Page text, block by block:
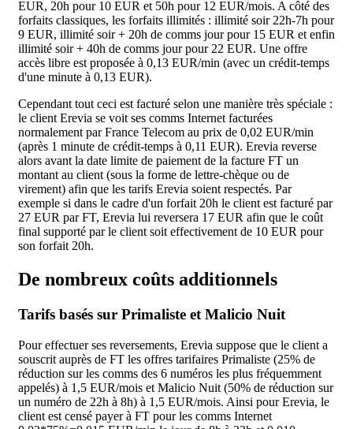
EUR, 20h pour 10 EUR et 50h pour 12 EUR/mois. A côté des
forfaits classiques, les forfaits illimités : illimité soir 22h-7h pour
9 EUR, illimité soir + 20h de comms jour pour 15 EUR et enfin
illimité soir + 40h de comms jour pour 22 EUR. Une offre
accès libre est proposée à 0,13 EUR/min (avec un crédit-temps
d'une minute à 0,13 EUR).
Cependant tout ceci est facturé selon une manière très spéciale :
le client Erevia se voit ses comms Internet facturées
normalement par France Telecom au prix de 0,02 EUR/min
(après 1 minute de crédit-temps à 0,11 EUR). Erevia reverse
alors avant la date limite de paiement de la facture FT un
montant au client (sous la forme de lettre-chèque ou de
virement) afin que les tarifs Erevia soient respectés. Par
exemple si dans le cadre d'un forfait 20h le client est facturé par
27 EUR par FT, Erevia lui reversera 17 EUR afin que le coût
final supporté par le client soit effectivement de 10 EUR pour
son forfait 20h.
De nombreux coûts additionnels
Tarifs basés sur Primaliste et Malicio Nuit
Pour effectuer ses reversements, Erevia suppose que le client a
souscrit auprès de FT les offres tarifaires Primaliste (25% de
réduction sur les comms des 6 numéros les plus fréquemment
appelés) à 1,5 EUR/mois et Malicio Nuit (50% de réduction sur
un numéro de 22h à 8h) à 1,5 EUR/mois. Ainsi pour Erevia, le
client est censé payer à FT pour les comms Internet